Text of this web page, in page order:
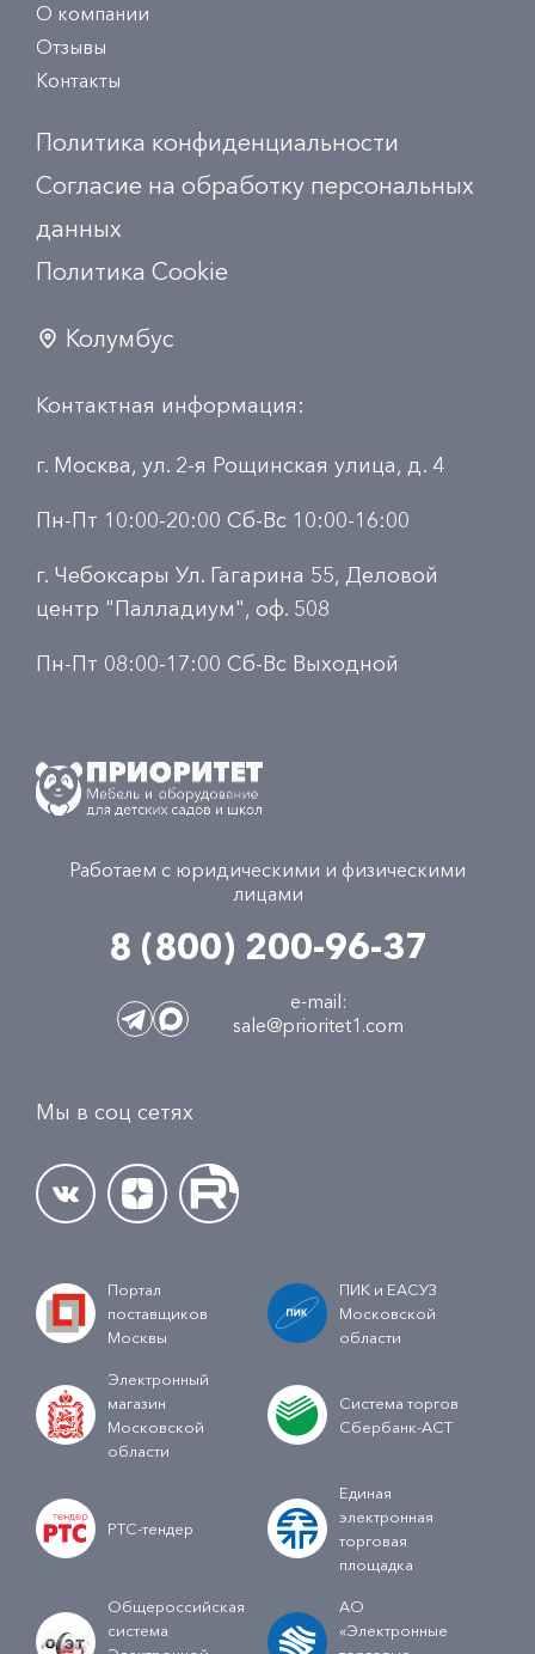
О компании
Отзывы
Контакты
Политика конфиденциальности
Согласие на обработку персональных
данных
Политика Сookie
Колумбус
Контактная информация:
г. Москва, ул. 2-я Рощинская улица, д. 4
Пн-Пт 10:00-20:00 Сб-Вс 10:00-16:00
г. Чебоксары Ул. Гагарина 55, Деловой
центр "Палладиум", оф. 508
Пн-Пт 08:00-17:00 Сб-Вс Выходной
Работаем с юридическими и физическими
лицами
8 (800) 200-96-37
e-mail:
sale@prioritet1.com
Мы в соц сетях
Портал
поставщиков
Москвы
ПИК и ЕАСУЗ
Московской
области
Электронный
магазин
Московской
области
Система торгов
Сбербанк-АСТ
РТС-тендер
Единая
электронная
торговая
площадка
Общероссийская
система
АО
«Электронные